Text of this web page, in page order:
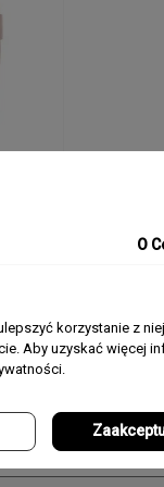
O
korzystanie z
Aby uzyskać więcej